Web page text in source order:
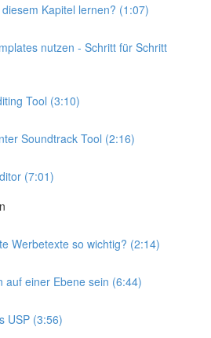
Kapitel lernen? (1:07)
nutzen - Schritt für Schritt
Tool (3:10)
Soundtrack Tool (2:16)
(7:01)
Werbetexte so wichtig? (2:14)
auf einer Ebene sein (6:44)
USP (3:56)